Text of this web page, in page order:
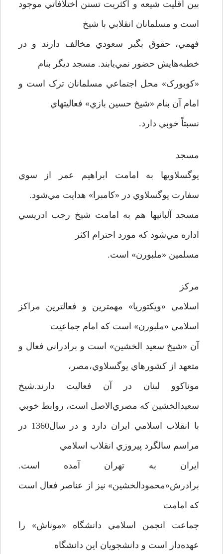
بين اقليت شيعه و اکثريت تسنن اختلافاتي موجود
است و مسلمانان انقلابي با شيخ
فهمي، حقوق بگير سعودي مخالف دارند و در
خطبه‌هايش حضور نمي‌يابند. مسجد ديگر بنام
«کوبورک» محل اجتماعي مسلمانان ترک است و
امام آن بنام «شيخ حسين بازي» فعاليتهاي
نسبتاً خوبي دارد.
مسجد
يوگسلاويها به امامت ابراهيم عمر از سوي
سفارت يوگسلاوي در «کامبرا» هدايت مي‌شود.
مسجد آلبانيها هم به امامت شيخ رجب ادريسي
اداره مي‌شود که مورد احترام اکثر
مسلمين «ملبورن» است.
مرکز
اسلامي «ويکتوريا» مهمترين و فعالترين مراکز
اسلامي «ملبورن» است که امام جماعيت
آن «شيخ سعيد الخشين» است و برادراني فعال و
متعهد از کشورهاي يوگسلاوي،مصر،
موناکوو لبنان در آن فعاليت دارند.شيخ
سعيدالخشين که مصري‌الاصل است، روابط خوبي
با انقلاب اسلامي ايران دارد و در سال1360 در
مراسم سالگرد پيروزي انقلاب اسلامي
ايران به تهران آمده است.
برادرش«محمودالخشين» نيز از عناصر فعال است
که امامت
جماعت انجمن اسلامي دانشگاه «موناش» را
عهده‌دار است و دانشجويان اين دانشگاه